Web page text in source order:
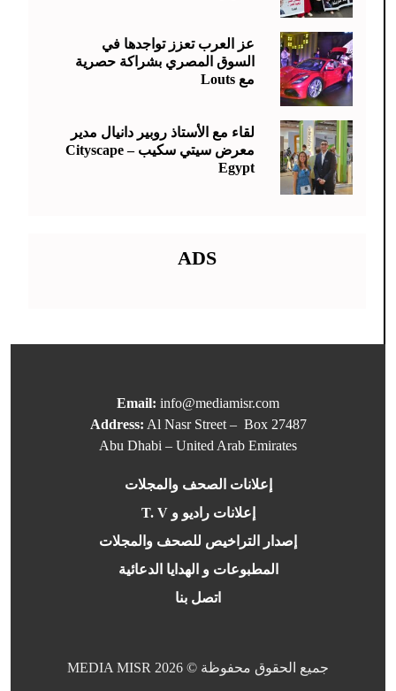
عز العرب تعزز تواجدها في
السوق المصري بشراكة حصرية
مع Louts
لقاء مع الأستاذ روبير دانيال مدير
معرض سيتي سكيب – Cityscape
Egypt
ADS
Email: info@mediamisr.com
Address: Al Nasr Street – Box 27487
Abu Dhabi – United Arab Emirates
إعلانات الصحف والمجلات
إعلانات راديو و T. V
إصدار التراخيص للصحف والمجلات
المطبوعات و الهدايا الدعائية
اتصل بنا
جميع الحقوق محفوظة © 2026 MEDIA MISR